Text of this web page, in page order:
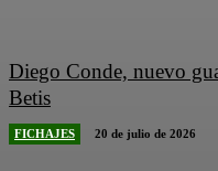
Diego Conde, nuevo
Betis
FICHAJES 20 de julio de 2026